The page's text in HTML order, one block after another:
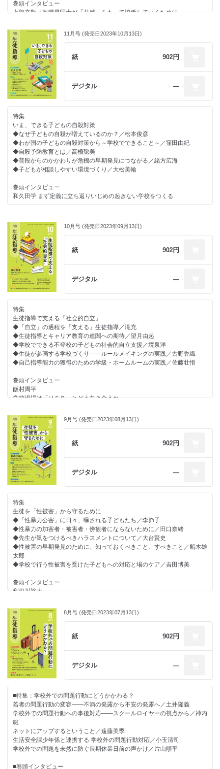
◇ほめ育メソッド×生徒指導
コラム・お知らせ
◇教育を診る 第2章
コロナ禍の総括と地域学習／中西茂
◇先生たちに教えたい イマドキ若者事情
位置情報を共有したがる若者たち／久保帆奈美
◇あのときの保護者・生徒・教師
いのちを慈しむ修学旅行／担任学研究会
◇深読み？教育のことば
「理解」／酒井健太朗
今月の書評
教育関連ニュース
生徒指導のお知らせ
日本生徒指導学会掲示板
インフォメーション
／中村豊
◇多様な背景をもつ子どもへのまなざし
～いじめ等のリスクを減らすために～／村松好子
◇今こそ聞きたい！子どものための学校づくり
「お前はいらない」と言われたことはありますか？／西郷孝彦
◇学びのための校則改正
多様な髪型、悪影響はある？―議題７ 頭髪について②―／河嵜仁志
◇さち子先生の生徒指導日記
大学生が見た学校教職課程の学生たちの声から／冨田幸子
◇これからのデジタル・シティズンシップ教育
不登校について考えてみた／竹内和雄
ニックネームが気になる／重水健介
◇先生のための保健だより―保健室から見る学校現場―
いろいろなレンズを透して～社会モデルと医学モデル～／齋藤千景
◇リーダーのための教育視座
生徒指導は教員に拠る／桐山勉
◇事例で考える役職等に応じた生徒指導の基本
校長としての立ち居振る舞い／小宮智
児童ポルノ禁止法・不同意わいせつ罪等／鬼澤秀昌
◇えざわ先生の時間のつくりかた
ＡＩ×「ほめ育」／原邦雄
コラム・お知らせ
◇教育を診る 第2章
いじめ法の見直し／中西茂
◇先生たちに教えたい イマドキ若者事情
カラオケで映える！人気の「プロジェクタールーム」って？／久保帆奈美
10
タネを明かし、種を植える／担任学研究会
◇深読み？教育のことば
「ケア」／尾崎博美
今月の書評
教育関連ニュース
生徒指導のお知らせ
インフォメーション
巻頭インタビュー
上部充敬／教職員同士が「共感」をもって協働していくために
特別企画
問題行動・不登校調査の結果と課題
先生方をサポートする連載
◇新しい提要、新しい生徒指導
第10章 不登校――『生徒指導提要（改訂版）』における不登校指導・支
援の考え方／伊藤美奈子
◇ライブ講義 「私的」教育相談入門
授業と教育相談――授業の４ぢから／会沢信彦
頭部外傷／南部さおり
◇調査報告書から読み取る
「部活動で強くなるためには、厳しさに耐える必要がある」という認識が
いじめに／中村豊
◇多様な背景をもつ子どもへのまなざし
「私たちこそ、学習難民です」／村松好子
◇今こそ聞きたい！子どものための学校づくり
◇学びのための校則改正
がんじがらめな「学生らしさ」―議題７ 頭髪について①―／河嵜仁志
◇さち子先生の生徒指導日記
◇これからのデジタル・シティズンシップ教育
ネットの闇も伝える必要があります／竹内和雄
◇押さえておきたい毎日の生徒対応
「叱る」って何だろう／重水健介
◇先生のための保健だより―保健室から見る学校現場―
いろいろなレンズを透して～生徒Ａのケースファイル～／齋藤千景
◇リーダーのための教育視座
ハードルをどっちに飛び越えるのか？／桐山勉
◇事例で考える役職等に応じた生徒指導の基本
◇学校教育をみつめる法律
校則／國本大貴
◇えざわ先生の時間のつくりかた
生徒指導の観点で時短を進めよう／江澤隆輔
◇ほめ育メソッド×生徒指導
１年の区切りこそ「ほめ育」／原邦雄
◇教育を診る 第2章
働くということ／中西茂
◇あのときの保護者・生徒・教師
成長を後押しする支援体制／担任学研究会
◇深読み？教育のことば
「遊び」／西本健吾
今月の書評
教育関連ニュース
生徒指導のお知らせ
インフォメーション
11月号 (発売日2023年10月13日)
紙 902円
デジタル ―
特集
いま、できる子どもの自殺対策
◆なぜ子どもの自殺が増えているのか？／松本俊彦
◆わが国の子どもの自殺対策から～学校でできること～／窪田由紀
◆自殺予防教育とは／高橋聡美
◆普段からのかかわりが危機の早期発見につながる／緒方広海
◆子どもが相談しやすい環境づくり／大松美輪
巻頭インタビュー
和久田学 まず定義に立ち返りいじめの起きない学校をつくる
総合的な学習の時間と生徒指導について～令和の日本型学校教育から考え
る～② ／稲田雅己
先生方をサポートする連載
◇新しい提要、新しい生徒指導
第9章 中途退学――キャリア教育・進路指導の視点での取組／三村隆男
◇ライブ講義 「私的」教育相談入門
心のピラミッド／会沢信彦
◇学校での危機管理について学ぶ
◇調査報告書から読み取る
いじめが精神疾患発症の一因と考えられる事案―精神疾患に関する知識理
解の必要性／中村豊
◇多様な背景をもつ子どもへのまなざし
日本語指導はなぜ必要なのか（その２）／村松好子
◇今こそ聞きたい！子どものための学校づくり
子どもの居場所づくり／西郷孝彦
バラバラの認識を見直す―議題６ 肌着について―／河嵜仁志
◇さち子先生の生徒指導日記
三者懇談を考えたほめる視点をもって寄り添う姿／冨田幸子
私が入院してやっと気づけたこと／竹内和雄
◇押さえておきたい毎日の生徒対応
金品のやりとりをしていた／重水健介
◇先生のための保健だより―保健室から見る学校現場―
恋愛は自己責任？／齋藤千景
◇リーダーのための教育視座
コンプライアンスはノーリスクが良いのか？／桐山勉
◇事例で考える役職等に応じた生徒指導の基本
副校長・教頭としての生徒指導上の対応と人材育成／小宮智
発達障害者支援法／芝原浩一
◇えざわ先生の時間のつくりかた
朝の時間、隙間時間の活用／江澤隆輔
◇ほめ育メソッド×生徒指導
学びを通した「ほめ育」／原邦雄
コラム・お知らせ
◇教育を診る 第2章
◇先生たちに教えたいイマドキ若者事情
「学校の限界」という現実／担任学研究会
◇深読み？教育のことば
「想像力」／高田正哉
今月の書評
教育関連ニュース
生徒指導のお知らせ
日本生徒指導学会掲示板
10月号 (発売日2023年09月13日)
紙 902円
デジタル ―
特集
生徒指導で支える「社会的自立」
◆「自立」の過程を「支える」生徒指導／滝充
◆生徒指導とキャリア教育の連関への期待／望月由起
◆学校でできる不登校の子どもの社会的自立支援／境泉洋
◆生徒が参画する学校づくり――ルールメイキングの実践／古野香織
◆自己指導能力の獲得のための学級・ホームルームの実践／佐藤壮悟
巻頭インタビュー
飯村周平
学校現場は「ＨＳＰ」とどう向き合うか
特別企画
総合的な学習の時間と生徒指導について
～令和の日本型学校教育から考える～① ／稲田雅己
先生方をサポートする連載
◇新しい提要、新しい生徒指導
第8章 自殺
――「未来を生き抜く力」を身につけることを目指して／阪中順子
「令和の日本型学校教育」答申と教育相談／会沢信彦
◇学校での危機管理について学ぶ
部活動といじめ／南部さおり
◇調査報告書から読み取る
いじめの解消が図られていない事案における「心理的安全」の保持および
配慮／中村豊
◇多様な背景をもつ子どもへのまなざし
日本語指導はなぜ必要なのか（その１）／村松好子
学校でも伸ばせる「非認知能力」／西郷孝彦
◇学びのための校則改正
◇さち子先生の生徒指導日記
思いをつなぐ学級通信―極上の生徒指導ツール―／冨田幸子
◇これからのデジタル・シティズンシップ教育
子どもの声に耳を傾けよう／竹内和雄
◇押さえておきたい毎日の生徒対応
保護者に来校してもらうときの態度／重水健介
◇先生のための保健だより―保健室から見る学校現場―
多様性の魔法／齋藤千景
◇リーダーのための教育視座
◇事例で考える役職等に応じた生徒指導の基本
主幹教諭等としての企画立案、外部機関等との連携／小宮智
◇学校教育をみつめる法律
いじめ（誤解の多いポイント）／鬼澤秀昌
◇えざわ先生の時間のつくりかた
学級事務の時短術／江澤隆輔
◇ほめ育メソッド×生徒指導
9月号 (発売日2023年08月13日)
紙 902円
デジタル ―
特集
生徒を「性被害」から守るために
◆「性暴力公害」に日々、曝される子どもたち／李節子
◆性暴力の加害者・被害者・傍観者にならないために／田口奈緒
◆先生が気をつけるべきハラスメントについて／大台賢史
◆性被害の早期発見のために、知っておくべきこと、すべきこと／船木雄
太郎
◆学校で行う性被害を受けた子どもへの対応と場のケア／吉田博美
巻頭インタビュー
利根川裕太
特集関連企画
先生と生徒で共有してほしい「痴漢の真実と対策」／松永弥生
先生方をサポートする連載
◇新しい提要、新しい生徒指導
第7章 児童虐待
――児童の権利に関する条約の理解にもとづく、児童虐待対応／金澤ます
み
カウンセリングの基本技法（その２）／会沢信彦
◇学校での危機管理について学ぶ
いじめへの対応／南部さおり
◇調査報告書から読み取る
「いじめ案件ではない」旨の心証がその後のいじめ対応に及ぼす不適切さ
への影響／中村豊
◇多様な背景をもつ子どもへのまなざし
8月号 (発売日2023年07月13日)
紙 902円
デジタル ―
■特集：学校外での問題行動にどうかかわる？
若者の問題行動の変容――不満の発露から不安の発露へ／土井隆義
学校外での問題行動への事後対応――スクールロイヤーの視点から／神内
聡
ネットにアップするということ／遠藤美季
生活安全課少年係と連携する 学校外の問題行動対応／小玉清司
学校外での問題を未然に防ぐ長期休業日前の声かけ／片山順平
■巻頭インタビュー